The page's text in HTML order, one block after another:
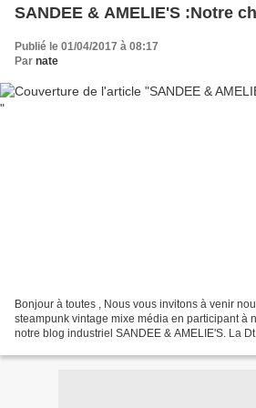
SANDEE & AMELIE'S :Notre
Publié le 01/04/2017 à 08:17
Par nate
Bonjour à toutes , Nous vous invitons à venir
steampunk vintage mixe média en participant à
notre blog industriel SANDEE & AMELIE'S. La